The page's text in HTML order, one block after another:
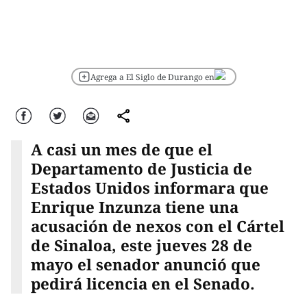
Agrega a El Siglo de Durango en
Facebook Twitter Correo comparte
A casi un mes de que el
Departamento de Justicia de
Estados Unidos informara que
Enrique Inzunza tiene una
acusación de nexos con el Cártel
de Sinaloa, este jueves 28 de
mayo el senador anunció que
pedirá licencia en el Senado.